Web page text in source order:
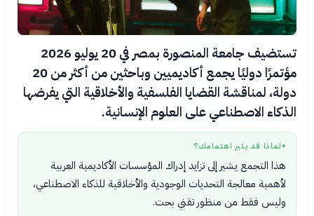
تستضيف جامعة المنصورة بمصر في 20 يوليو 2026
مؤتمرًا دوليًا يجمع أكاديميين وباحثين من أكثر من 20
دولة، لمناقشة القضايا الفلسفية والأخلاقية التي يفرضها
الذكاء الاصطناعي على العلوم الإنسانية.
● لماذا قد يثير اهتمامك؟
هذا التجمع يشير إلى تزايد إدراك المؤسسات الأكاديمية العربية
لأهمية معالجة التحديات الوجودية والأخلاقية للذكاء الاصطناعي،
وليس فقط من منظور تقني بحت.